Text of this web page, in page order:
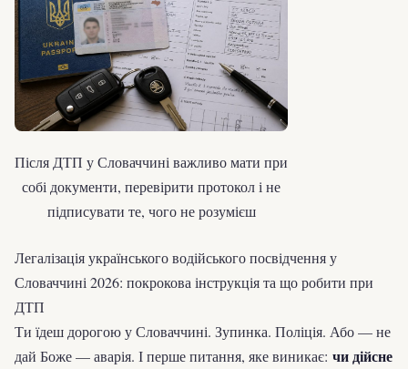
Після ДТП у Словаччині важливо мати при
собі документи, перевірити протокол і не
підписувати те, чого не розумієш
Легалізація українського водійського посвідчення у
Словаччині 2026: покрокова інструкція та що робити при
ДТП
Ти їдеш дорогою у Словаччині. Зупинка. Поліція. Або — не
дай Боже — аварія. І перше питання, яке виникає: чи дійсне